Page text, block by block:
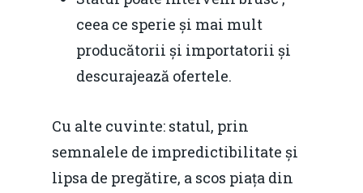
ceea ce sperie și mai mult
producătorii și importatorii și
descurajează ofertele.
Cu alte cuvinte: statul, prin
semnalele de impredictibilitate și
lipsa de pregătire, a scos piața din
Home
Noutăți
Evenimente
Foto